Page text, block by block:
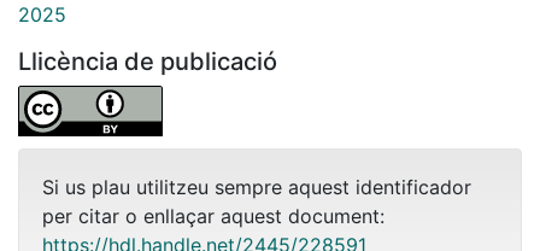
2025
Llicència de publicació
Si us plau utilitzeu sempre aquest identificador
per citar o enllaçar aquest document:
https://hdl.handle.net/2445/228591